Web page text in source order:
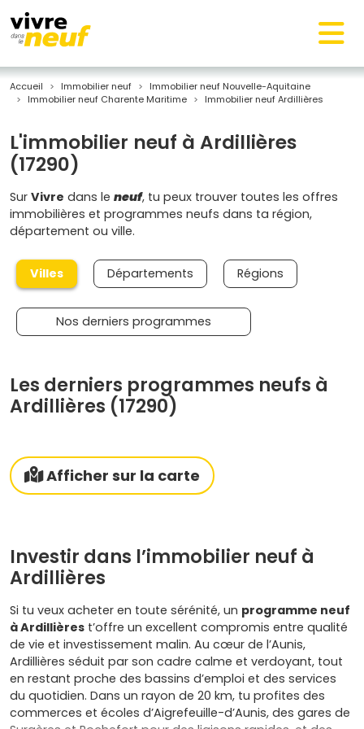
Accueil Immobilier neuf
Immobilier neuf Nouvelle-Aquitaine
Immobilier neuf Charente Maritime
Immobilier neuf Ardillières
L'immobilier neuf à Ardillières
(17290)
Sur Vivre dans le neuf, tu peux trouver toutes les offres
immobilières et programmes neufs dans ta région,
département ou ville.
Villes Départements Régions
Nos derniers programmes
Les derniers programmes neufs à
Ardillières (17290)
Afficher sur la carte
Investir dans l’immobilier neuf à
Ardillières
Si tu veux acheter en toute sérénité, un programme neuf
à Ardillières t’offre un excellent compromis entre qualité
de vie et investissement malin. Au cœur de l’Aunis,
Ardillières séduit par son cadre calme et verdoyant, tout
en restant proche des bassins d’emploi et des services
du quotidien. Dans un rayon de 20 km, tu profites des
commerces et écoles d’Aigrefeuille-d’Aunis, des gares de